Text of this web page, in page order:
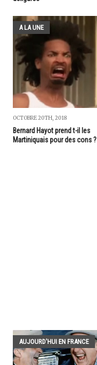
A LA UNE
OCTOBRE 20TH, 2018
Bernard Hayot prend t-il les
Martiniquais pour des cons ?
AUJOURD'HUI EN FRANCE